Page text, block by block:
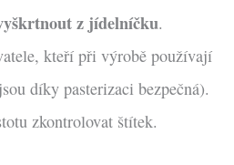
z jídelníčku.
kteří při výrobě používají
díky pasterizaci bezpečná).
zkontrolovat štítek.